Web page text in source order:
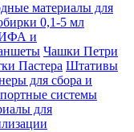
материалы для
0,1-5 мл
ИФА и
Чашки Петри
Пастера Штативы
для сбора и
системы
для